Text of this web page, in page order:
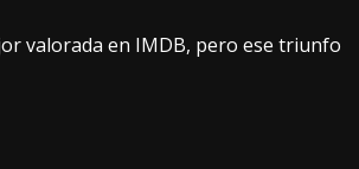
valorada en IMDB, pero ese triunfo